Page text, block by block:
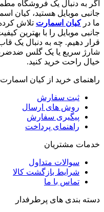
اگر به دنبال یک فروشگاه
جانبی موبایل هستید، کیان
ما درکیان اسمارت تلاش
جانبی موبایل را با بهترین
قرار دهیم. چه به دنبال یک
شارژ سریع یا یک گلس ضدضربه
خیال راحت خرید کنید.
راهنمای خرید از کیان اسمارت
ثبت سفارش
روش‌ های ارسال
پیگیری سفارش
راهنمای پرداخت
خدمات مشتریان
سوالات متداول
شرایط بازگشت کالا
تماس با ما
دسته بندی های پرطرفدار